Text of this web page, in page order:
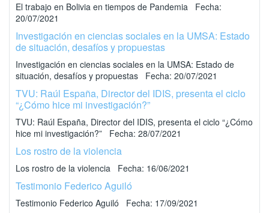
El trabajo en Bolivia en tiempos de Pandemia Fecha:
20/07/2021
Investigación en ciencias sociales en la UMSA: Estado
de situación, desafíos y propuestas
Investigación en ciencias sociales en la UMSA: Estado de
situación, desafíos y propuestas Fecha: 20/07/2021
TVU: Raúl España, Director del IDIS, presenta el ciclo
“¿Cómo hice mi investigación?”
TVU: Raúl España, Director del IDIS, presenta el ciclo “¿Cómo
hice mi investigación?” Fecha: 28/07/2021
Los rostro de la violencia
Los rostro de la violencia Fecha: 16/06/2021
Testimonio Federico Aguiló
Testimonio Federico Aguiló Fecha: 17/09/2021